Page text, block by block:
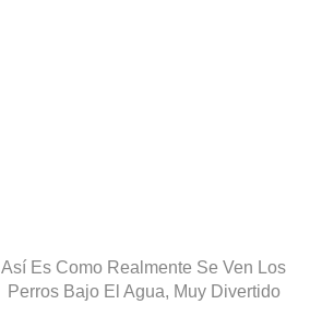
Así Es Como Realmente Se Ven Los
Perros Bajo El Agua, Muy Divertido